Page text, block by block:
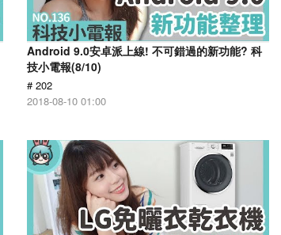
Android 9.0安卓派上線! 不可錯過的新功能? 科
技小電報(8/10)
# 202
2018-08-10 01:00